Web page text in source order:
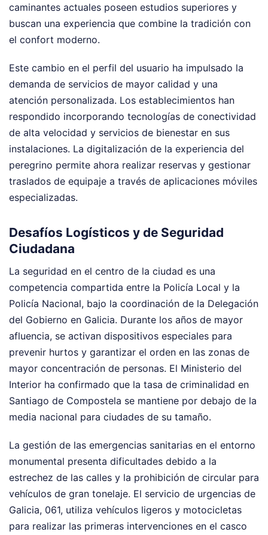
caminantes actuales poseen estudios superiores y
buscan una experiencia que combine la tradición con
el confort moderno.
Este cambio en el perfil del usuario ha impulsado la
demanda de servicios de mayor calidad y una
atención personalizada. Los establecimientos han
respondido incorporando tecnologías de conectividad
de alta velocidad y servicios de bienestar en sus
instalaciones. La digitalización de la experiencia del
peregrino permite ahora realizar reservas y gestionar
traslados de equipaje a través de aplicaciones móviles
especializadas.
Desafíos Logísticos y de Seguridad
Ciudadana
La seguridad en el centro de la ciudad es una
competencia compartida entre la Policía Local y la
Policía Nacional, bajo la coordinación de la Delegación
del Gobierno en Galicia. Durante los años de mayor
afluencia, se activan dispositivos especiales para
prevenir hurtos y garantizar el orden en las zonas de
mayor concentración de personas. El Ministerio del
Interior ha confirmado que la tasa de criminalidad en
Santiago de Compostela se mantiene por debajo de la
media nacional para ciudades de su tamaño.
La gestión de las emergencias sanitarias en el entorno
monumental presenta dificultades debido a la
estrechez de las calles y la prohibición de circular para
vehículos de gran tonelaje. El servicio de urgencias de
Galicia, 061, utiliza vehículos ligeros y motocicletas
para realizar las primeras intervenciones en el casco